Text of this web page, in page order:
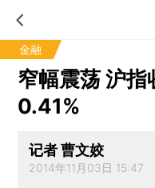
金融
窄幅震荡 沪
0.41%
记者 曹文姣
2014年11月03日 15:47